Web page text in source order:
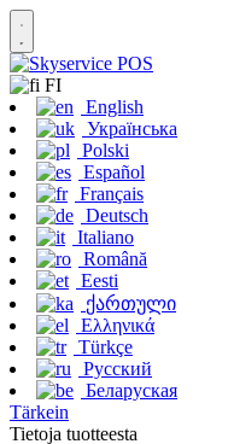
FI
English
Українська
Polski
Español
Français
Deutsch
Italiano
Română
Eesti
ქართული
Ελληνικά
Türkçe
Русский
Беларуская
Tärkein
Tietoja tuotteesta